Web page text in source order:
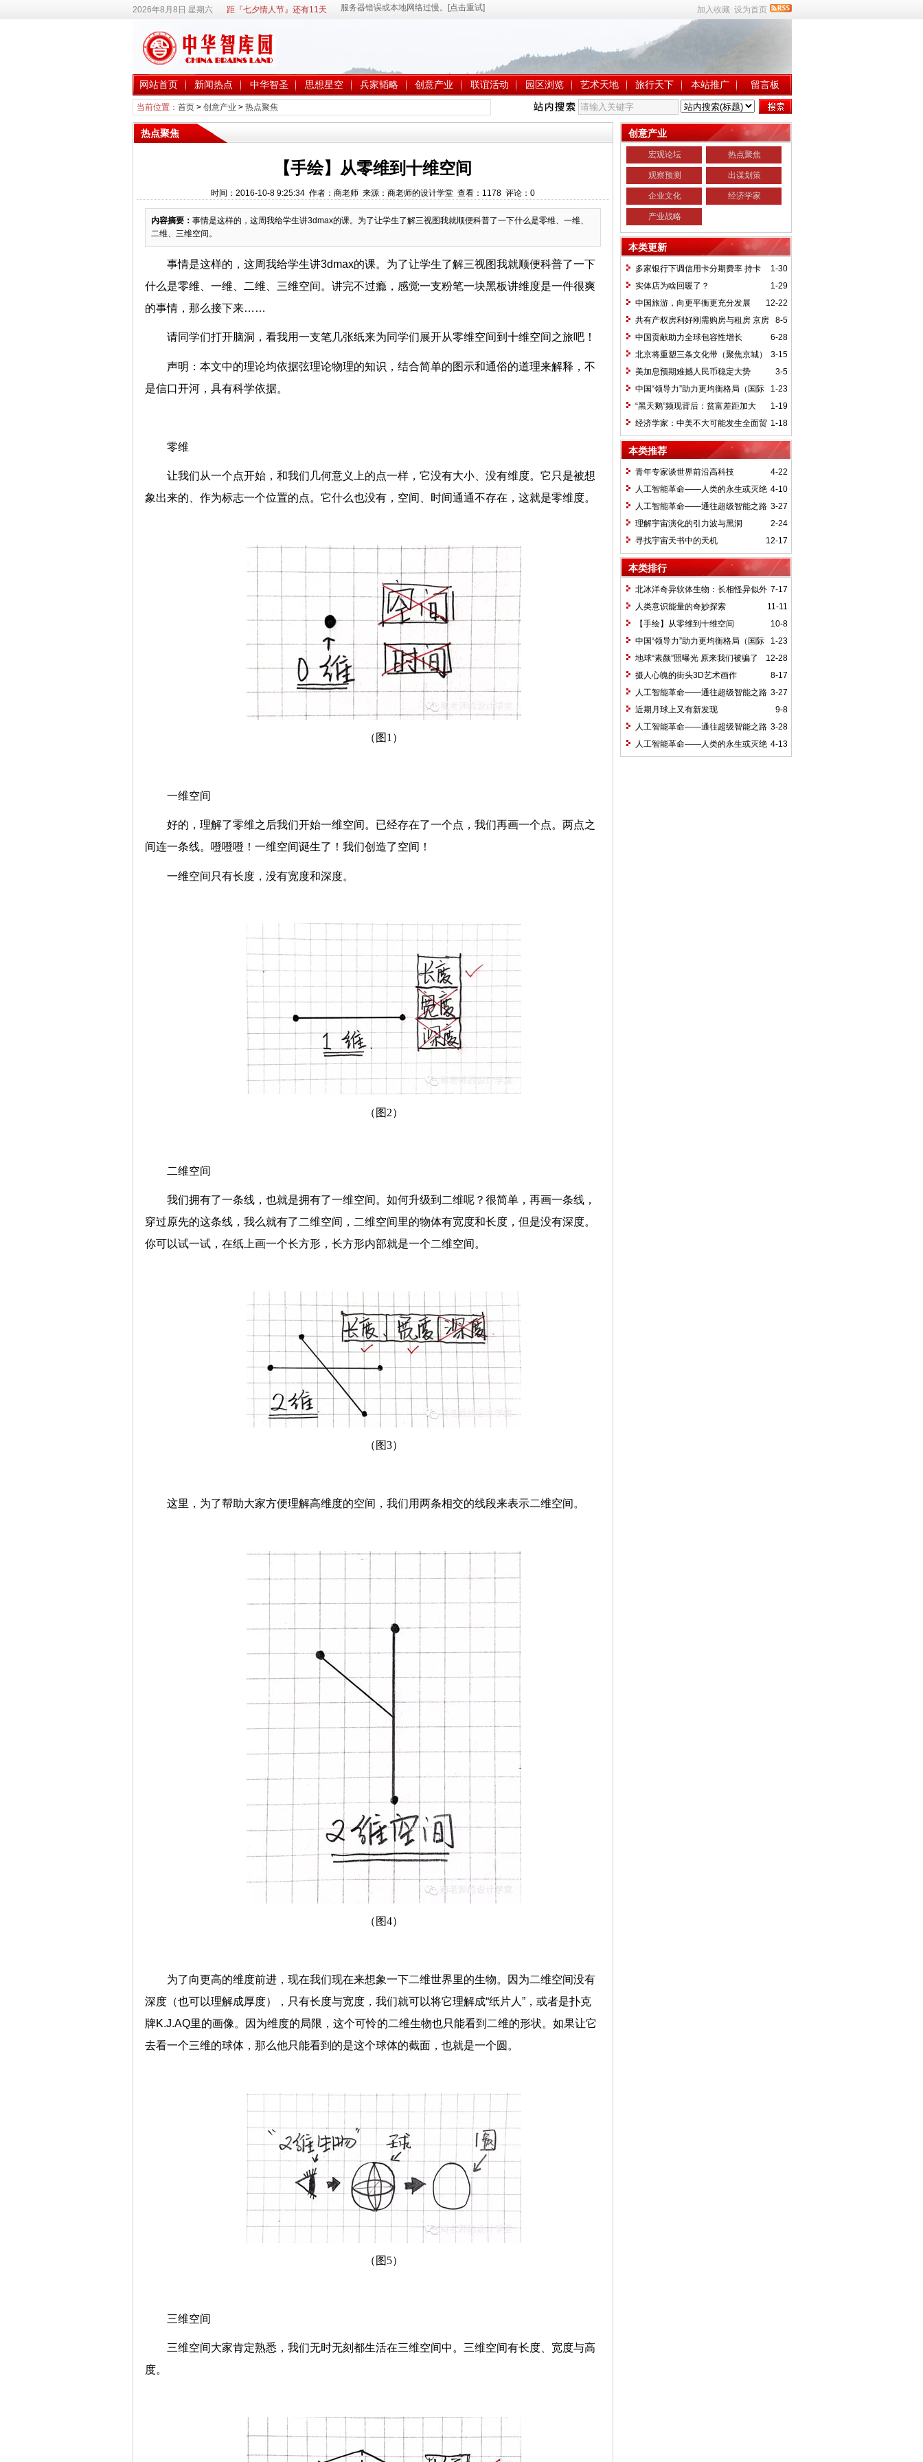
2026年8月8日 星期六 距『七夕情人节』还有11天 加入收藏 设为首页
网站首页 新闻热点 中华智圣 思想星空 兵家韬略 创意产业 联谊活动 园区浏览 艺术天地 旅行天下 本站推广 留言板
当前位置： 首页> 创意产业 > 热点聚焦
热点聚焦
【手绘】从零维到十维空间
时间：2016-10-8 9:25:34 作者：商老师 来源：商老师的设计学堂 查看： 1178评论： 0
内容摘要： 事情是这样的，这周我给学生讲3dmax的课。为了让学生了解三视图我就顺便科普了一下什么是零维、一维、
二维、三维空间。
事情是这样的，这周我给学生讲3dmax的课。为了让学生了解三视图我就顺便科普了一下
什么是零维、一维、二维、三维空间。讲完不过瘾，感觉一支粉笔一块黑板讲维度是一件很爽
的事情，那么接下来……
请同学们打开脑洞，看我用一支笔几张纸来为同学们展开从零维空间到十维空间之旅吧！
声明： 本文中的理论均依据弦理论物理的知识，结合简单的图示和通俗的道理来解释，不
是信口开河，具有科学依据。
零维
让我们从一个点开始，和我们几何意义上的点一样，它没有大小、没有维度。它只是被想
象出来的、作为标志一个位置的点。它什么也没有，空间、时间通通不存在，这就是零维度。
（图1）
一维空间
好的，理解了零维之后我们开始一维空间。已经存在了一个点，我们再画一个点。两点之
间连一条线。噔噔噔！一维空间诞生了！我们创造了空间！
一维空间只有长度，没有宽度和深度。
（图2）
二维空间
我们拥有了一条线，也就是拥有了一维空间。如何升级到二维呢？很简单，再画一条线，
穿过原先的这条线，我么就有了二维空间，二维空间里的物体有宽度和长度，但是没有深度。
你可以试一试，在纸上画一个长方形，长方形内部就是一个二维空间。
（图3）
这里，为了帮助大家方便理解高维度的空间，我们用两条相交的线段来表示二维空间。
（图4）
为了向更高的维度前进，现在我们现在来想象一下二维世界里的生物。因为二维空间没有
深度（也可以理解成厚度），只有长度与宽度，我们就可以将它理解成“纸片人”，或者是扑克
牌K.J.AQ里的画像。因为维度的局限，这个可怜的二维生物也只能看到二维的形状。如果让它
去看一个三维的球体，那么他只能看到的是这个球体的截面，也就是一个圆。
（图5）
三维空间
三维空间大家肯定熟悉，我们无时无刻都生活在三维空间中。三维空间有长度、宽度与高
度。
创意产业
宏观论坛 热点聚焦
观察预测 出谋划策
企业文化 经济学家
产业战略
本类更新
1-30
多家银行下调信用卡分期费率 持卡
人小心“被分期”
1-29
实体店为啥回暖了？
12-22
中国旅游，向更平衡更充分发展
8-5
共有产权房利好刚需购房与租房 京房
价将再难现疯涨
6-28
中国贡献助力全球包容性增长
3-15
北京将重塑三条文化带（聚焦京城）
3-5
美加息预期难撼人民币稳定大势
1-23
中国“领导力”助力更均衡格局（国际
论道）
1-19
“黑天鹅”频现背后：贫富差距加大
（环球热点）
1-18
经济学家：中美不大可能发生全面贸
易战
本类推荐
4-22
青年专家谈世界前沿高科技
4-10
人工智能革命——人类的永生或灭绝
（6）
3-27
人工智能革命——通往超级智能之路
（1）
2-24
理解宇宙演化的引力波与黑洞
12-17
寻找宇宙天书中的天机
本类排行
7-17
北冰洋奇异软体生物：长相怪异似外
星生命
11-11
人类意识能量的奇妙探索
10-8
【手绘】从零维到十维空间
1-23
中国“领导力”助力更均衡格局（国际
论道）
12-28
地球“素颜”照曝光 原来我们被骗了
好久
8-17
摄人心魄的街头3D艺术画作
3-27
人工智能革命——通往超级智能之路
（1）
9-8
近期月球上又有新发现
3-28
人工智能革命——通往超级智能之路
（2）
4-13
人工智能革命——人类的永生或灭绝